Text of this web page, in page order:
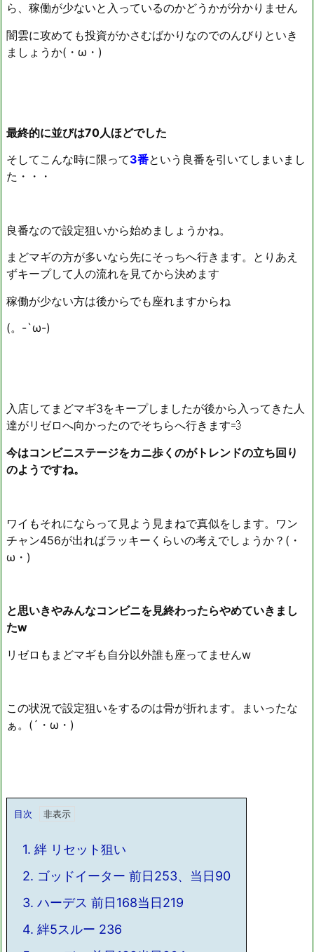
ら、稼働が少ないと入っているのかどうかが分かりません
闇雲に攻めても投資がかさむばかりなのでのんびりといき
ましょうか(・ω・)
最終的に並びは70人ほどでした
そしてこんな時に限って3番という良番を引いてしまいまし
た・・・
良番なので設定狙いから始めましょうかね。
まどマギの方が多いなら先にそっちへ行きます。とりあえ
ずキープして人の流れを見てから決めます
稼働が少ない方は後からでも座れますからね
(。-`ω-)
入店してまどマギ3をキープしましたが後から入ってきた人
達がリゼロへ向かったのでそちらへ行きます💨
今はコンビニステージをカニ歩くのがトレンドの立ち回り
のようですね。
ワイもそれにならって見よう見まねで真似をします。ワン
チャン456が出ればラッキーくらいの考えでしょうか？(・
ω・)
と思いきやみんなコンビニを見終わったらやめていきまし
たw
リゼロもまどマギも自分以外誰も座ってませんw
この状況で設定狙いをするのは骨が折れます。まいったな
ぁ。(´・ω・)
目次
1. 絆 リセット狙い
2. ゴッドイーター 前日253、当日90
3. ハーデス 前日168当日219
4. 絆5スルー 236